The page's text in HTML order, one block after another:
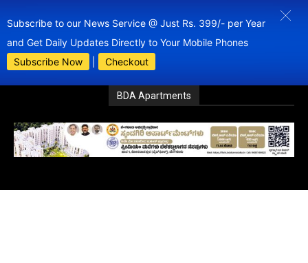
Subscribe to our News Service @ Just Rs. 399/- per Year
and Get Daily Updates Directly to Your Mobile Phones
Subscribe Now
Checkout
BDA Apartments